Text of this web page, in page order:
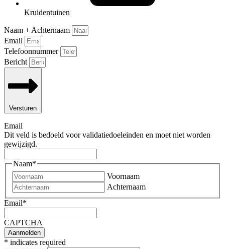
Kruidentuinen
Naam + Achternaam
Email
Telefoonnummer
Bericht
Versturen
Email
Dit veld is bedoeld voor validatiedoeleinden en moet niet worden
gewijzigd.
Naam*
Voornaam
Achternaam
Email*
CAPTCHA
* indicates required